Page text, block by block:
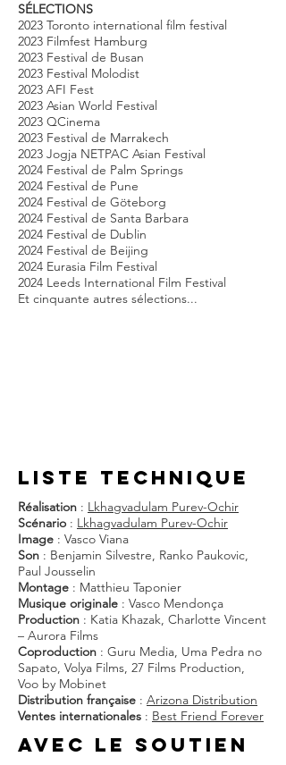
SÉLECTIONS
2023 Toronto international film festival
2023 Filmfest Hamburg
2023 Festival de Busan
2023 Festival Molodist
2023 AFI Fest
2023 Asian World Festival
2023 QCinema
2023 Festival de Marrakech
2023 Jogja NETPAC Asian Festival
2024 Festival de Palm Springs
2024 Festival de Pune
2024 Festival de Göteborg
2024 Festival de Santa Barbara
2024 Festival de Dublin
2024 Festival de Beijing
2024 Eurasia Film Festival
2024 Leeds International Film Festival
Et cinquante autres sélections...
liste techniQUE
Réalisation : Lkhagvadulam Purev-Ochir
Scénario : Lkhagvadulam Purev-Ochir
Image : Vasco Viana
Son : Benjamin Silvestre, Ranko Paukovic,
Paul Jousselin
Montage : Matthieu Taponier
Musique originale : Vasco Mendonça
Production : Katia Khazak, Charlotte Vincent
– Aurora Films
Coproduction : Guru Media, Uma Pedra no
Sapato, Volya Films, 27 Films Production,
Voo by Mobinet
Distribution française : Arizona Distribution
Ventes internationales : Best Friend Forever
AVEC LE SOUTIEN